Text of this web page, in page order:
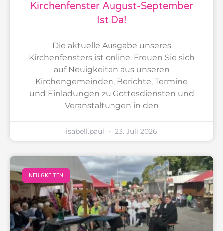
Kirchenfenster August-September
Ist Da!
Die aktuelle Ausgabe unseres
Kirchenfensters ist online. Freuen Sie sich
auf Neuigkeiten aus unseren
Kirchengemeinden, Berichte, Termine
und Einladungen zu Gottesdiensten und
Veranstaltungen in den
isabell.paul 23. Juli 2026
NEUIGKEITEN